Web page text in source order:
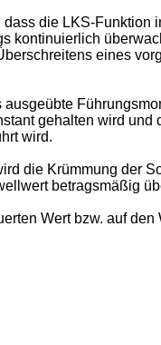
die LKS-Funktion
kontinuierlich
eines
gehalten wird und
wird.
die Krümmung der
betragsmäßig
Wert bzw. auf